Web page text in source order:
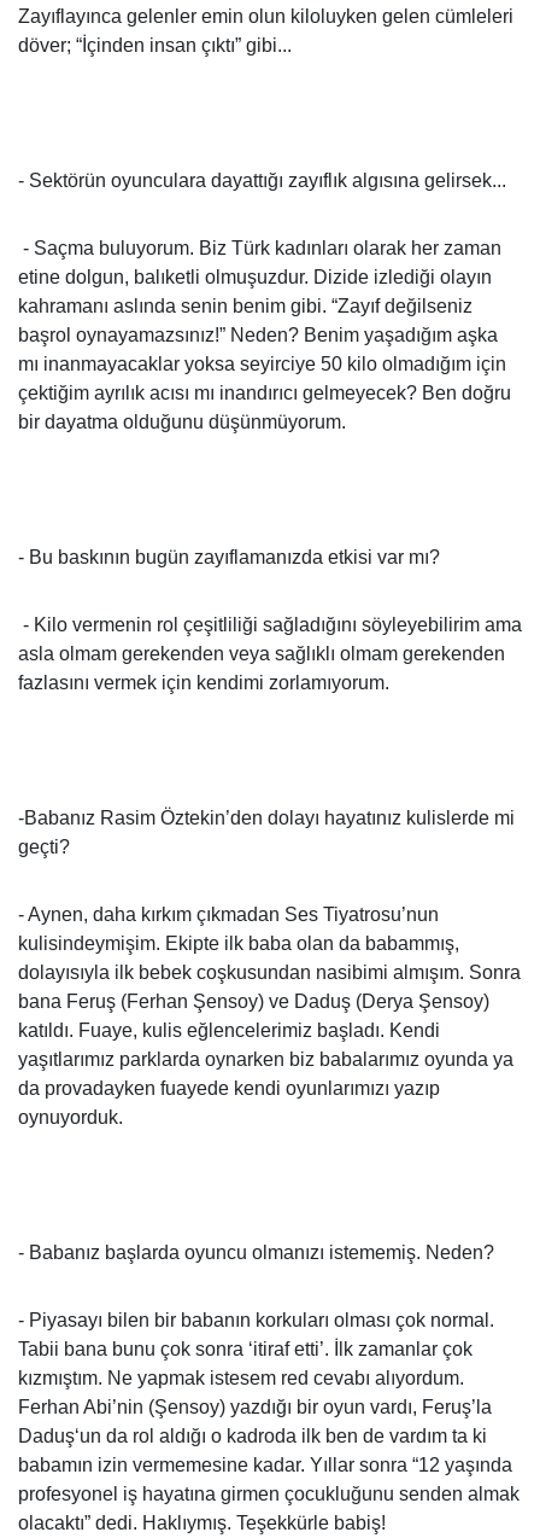
Zayıflayınca gelenler emin olun kiloluyken gelen cümleleri
döver; “İçinden insan çıktı” gibi...
- Sektörün oyunculara dayattığı zayıflık algısına gelirsek...
- Saçma buluyorum. Biz Türk kadınları olarak her zaman
etine dolgun, balıketli olmuşuzdur. Dizide izlediği olayın
kahramanı aslında senin benim gibi. “Zayıf değilseniz
başrol oynayamazsınız!” Neden? Benim yaşadığım aşka
mı inanmayacaklar yoksa seyirciye 50 kilo olmadığım için
çektiğim ayrılık acısı mı inandırıcı gelmeyecek? Ben doğru
bir dayatma olduğunu düşünmüyorum.
- Bu baskının bugün zayıflamanızda etkisi var mı?
- Kilo vermenin rol çeşitliliği sağladığını söyleyebilirim ama
asla olmam gerekenden veya sağlıklı olmam gerekenden
fazlasını vermek için kendimi zorlamıyorum.
-Babanız Rasim Öztekin’den dolayı hayatınız kulislerde mi
geçti?
- Aynen, daha kırkım çıkmadan Ses Tiyatrosu’nun
kulisindeymişim. Ekipte ilk baba olan da babammış,
dolayısıyla ilk bebek coşkusundan nasibimi almışım. Sonra
bana Feruş (Ferhan Şensoy) ve Daduş (Derya Şensoy)
katıldı. Fuaye, kulis eğlencelerimiz başladı. Kendi
yaşıtlarımız parklarda oynarken biz babalarımız oyunda ya
da provadayken fuayede kendi oyunlarımızı yazıp
oynuyorduk.
- Babanız başlarda oyuncu olmanızı istememiş. Neden?
- Piyasayı bilen bir babanın korkuları olması çok normal.
Tabii bana bunu çok sonra ‘itiraf etti’. İlk zamanlar çok
kızmıştım. Ne yapmak istesem red cevabı alıyordum.
Ferhan Abi’nin (Şensoy) yazdığı bir oyun vardı, Feruş’la
Daduş‘un da rol aldığı o kadroda ilk ben de vardım ta ki
babamın izin vermemesine kadar. Yıllar sonra “12 yaşında
profesyonel iş hayatına girmen çocukluğunu senden almak
olacaktı” dedi. Haklıymış. Teşekkürle babiş!